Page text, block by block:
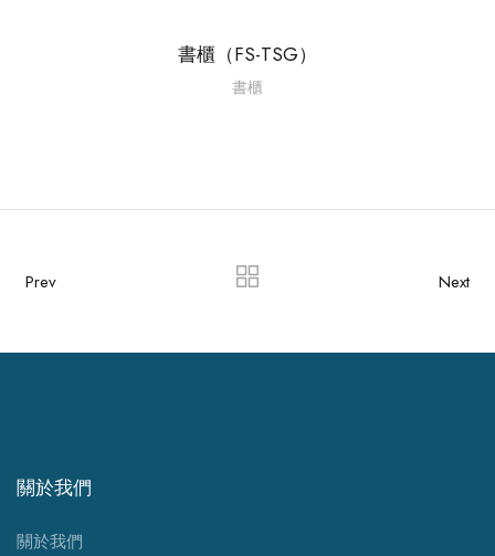
書櫃（FS-TSG）
書櫃
Prev Next
關於我們
關於我們